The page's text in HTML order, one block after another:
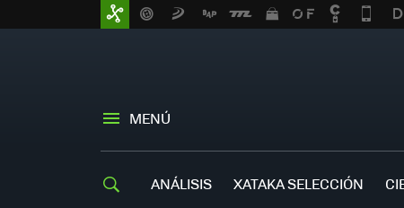
MENÚ
ANÁLISIS XATAKA SELECCIÓN